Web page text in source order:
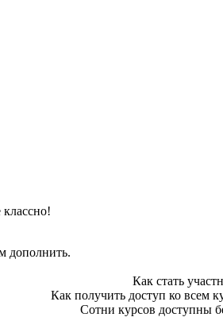
дополнить.
Как стать
Как получить доступ ко всем
Сотни курсов доступны